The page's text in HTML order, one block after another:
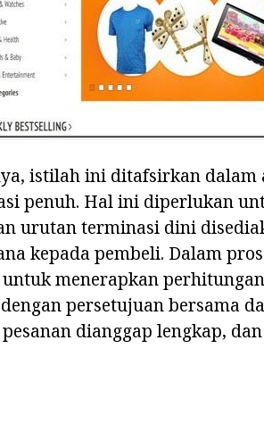
istilah ini ditafsirkan
penuh. Hal ini diperlukan
urutan terminasi dini
kepada pembeli. Dalam
menerapkan
persetujuan bersama
dianggap lengkap,